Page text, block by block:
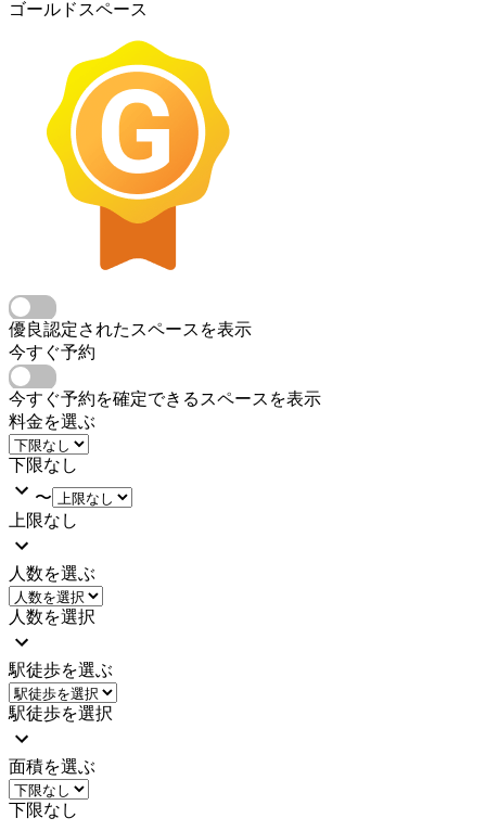
ゴールドスペース
優良認定されたスペースを表示
今すぐ予約
今すぐ予約を確定できるスペースを表示
料金を選ぶ
下限なし
〜
上限なし
人数を選ぶ
人数を選択
駅徒歩を選ぶ
駅徒歩を選択
面積を選ぶ
下限なし